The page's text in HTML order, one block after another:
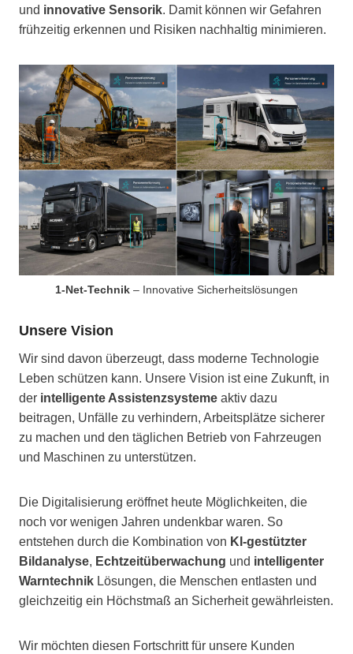
und innovative Sensorik. Damit können wir Gefahren
frühzeitig erkennen und Risiken nachhaltig minimieren.
1-Net-Technik – Innovative Sicherheitslösungen
Unsere Vision
Wir sind davon überzeugt, dass moderne Technologie
Leben schützen kann. Unsere Vision ist eine Zukunft, in
der intelligente Assistenzsysteme aktiv dazu
beitragen, Unfälle zu verhindern, Arbeitsplätze sicherer
zu machen und den täglichen Betrieb von Fahrzeugen
und Maschinen zu unterstützen.
Die Digitalisierung eröffnet heute Möglichkeiten, die
noch vor wenigen Jahren undenkbar waren. So
entstehen durch die Kombination von KI-gestützter
Bildanalyse, Echtzeitüberwachung und intelligenter
Warntechnik Lösungen, die Menschen entlasten und
gleichzeitig ein Höchstmaß an Sicherheit gewährleisten.
Wir möchten diesen Fortschritt für unsere Kunden